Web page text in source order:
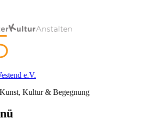
e.V.
Kultur & Begegnung